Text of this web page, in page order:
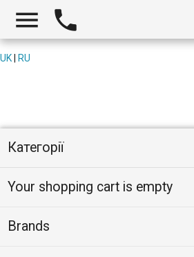
 
UK RU
Категорії
Your shopping cart is empty
Brands